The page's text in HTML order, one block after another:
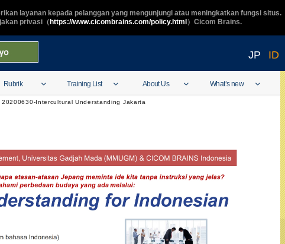
layanan kepada pelanggan yang mengunjungi atau meningkatkan fungsi situs.
privasi（ https://www.cicombrains.com/policy.html ）Cicom Brains.
JP ID
Rubrik Training List About Us What’s new
20200630-Intercultural Understanding Jakarta